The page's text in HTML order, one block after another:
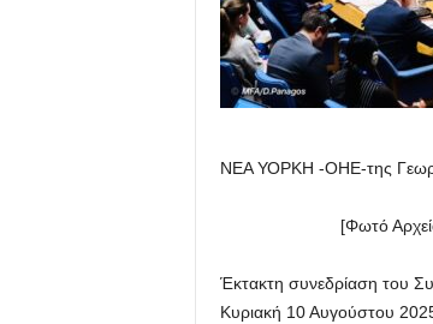
ΝΕΑ ΥΟΡΚΗ -ΟΗΕ-της
[Φωτό Αρχείου:
Έκτακτη συνεδρίαση του
Κυριακή 10 Αυγούστου